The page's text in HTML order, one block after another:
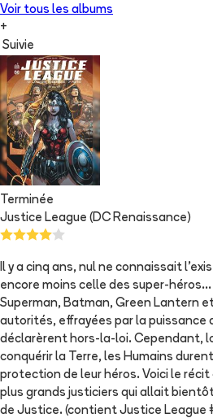
Voir tous les albums
+
Suivie
Terminée
Justice League (DC Renaissance)
Il y a cinq ans, nul ne connaissait
encore moins celle des super-héros…
Superman, Batman, Green Lantern
autorités, effrayées par la puissance
déclarèrent hors-la-loi. Cependant,
conquérir la Terre, les Humains
protection de leur héros. Voici le récit
plus grands justiciers qui allait
de Justice. (contient Justice League